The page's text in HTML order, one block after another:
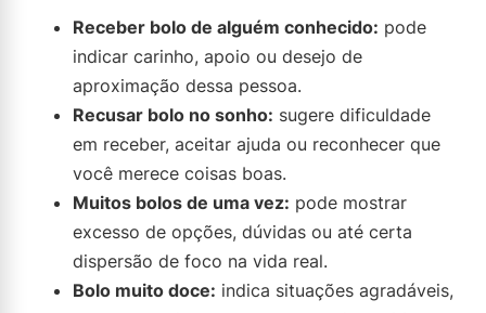
Receber bolo de alguém conhecido: pode
indicar carinho, apoio ou desejo de
aproximação dessa pessoa.
Recusar bolo no sonho: sugere dificuldade
em receber, aceitar ajuda ou reconhecer que
você merece coisas boas.
Muitos bolos de uma vez: pode mostrar
excesso de opções, dúvidas ou até certa
dispersão de foco na vida real.
Bolo muito doce: indica situações agradáveis,